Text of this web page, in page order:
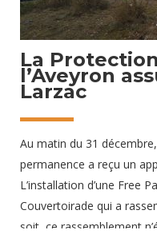
La
l’Aveyron
Larzac
Au matin du 31
permanence a reçu un
L’installation d’une Free
Couvertoirade qui a
soit, ce rassemblement